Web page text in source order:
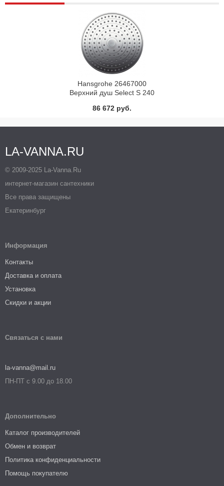
Hansgrohe 26467000
Верхний душ Select S 240
86 672 руб.
LA-VANNA.RU
© 2009-2025 La-Vanna.Ru
интернет-магазин сантехники
Все права защищены
Екатеринбург
Информация
Контакты
Доставка и оплата
Установка
Скидки и акции
Связаться с нами
la-vanna@mail.ru
ПН-ПТ с 9.00 до 18.00
Дополнительно
Каталог производителей
Обмен и возврат
Политика конфиденциальности
Помощь покупателю